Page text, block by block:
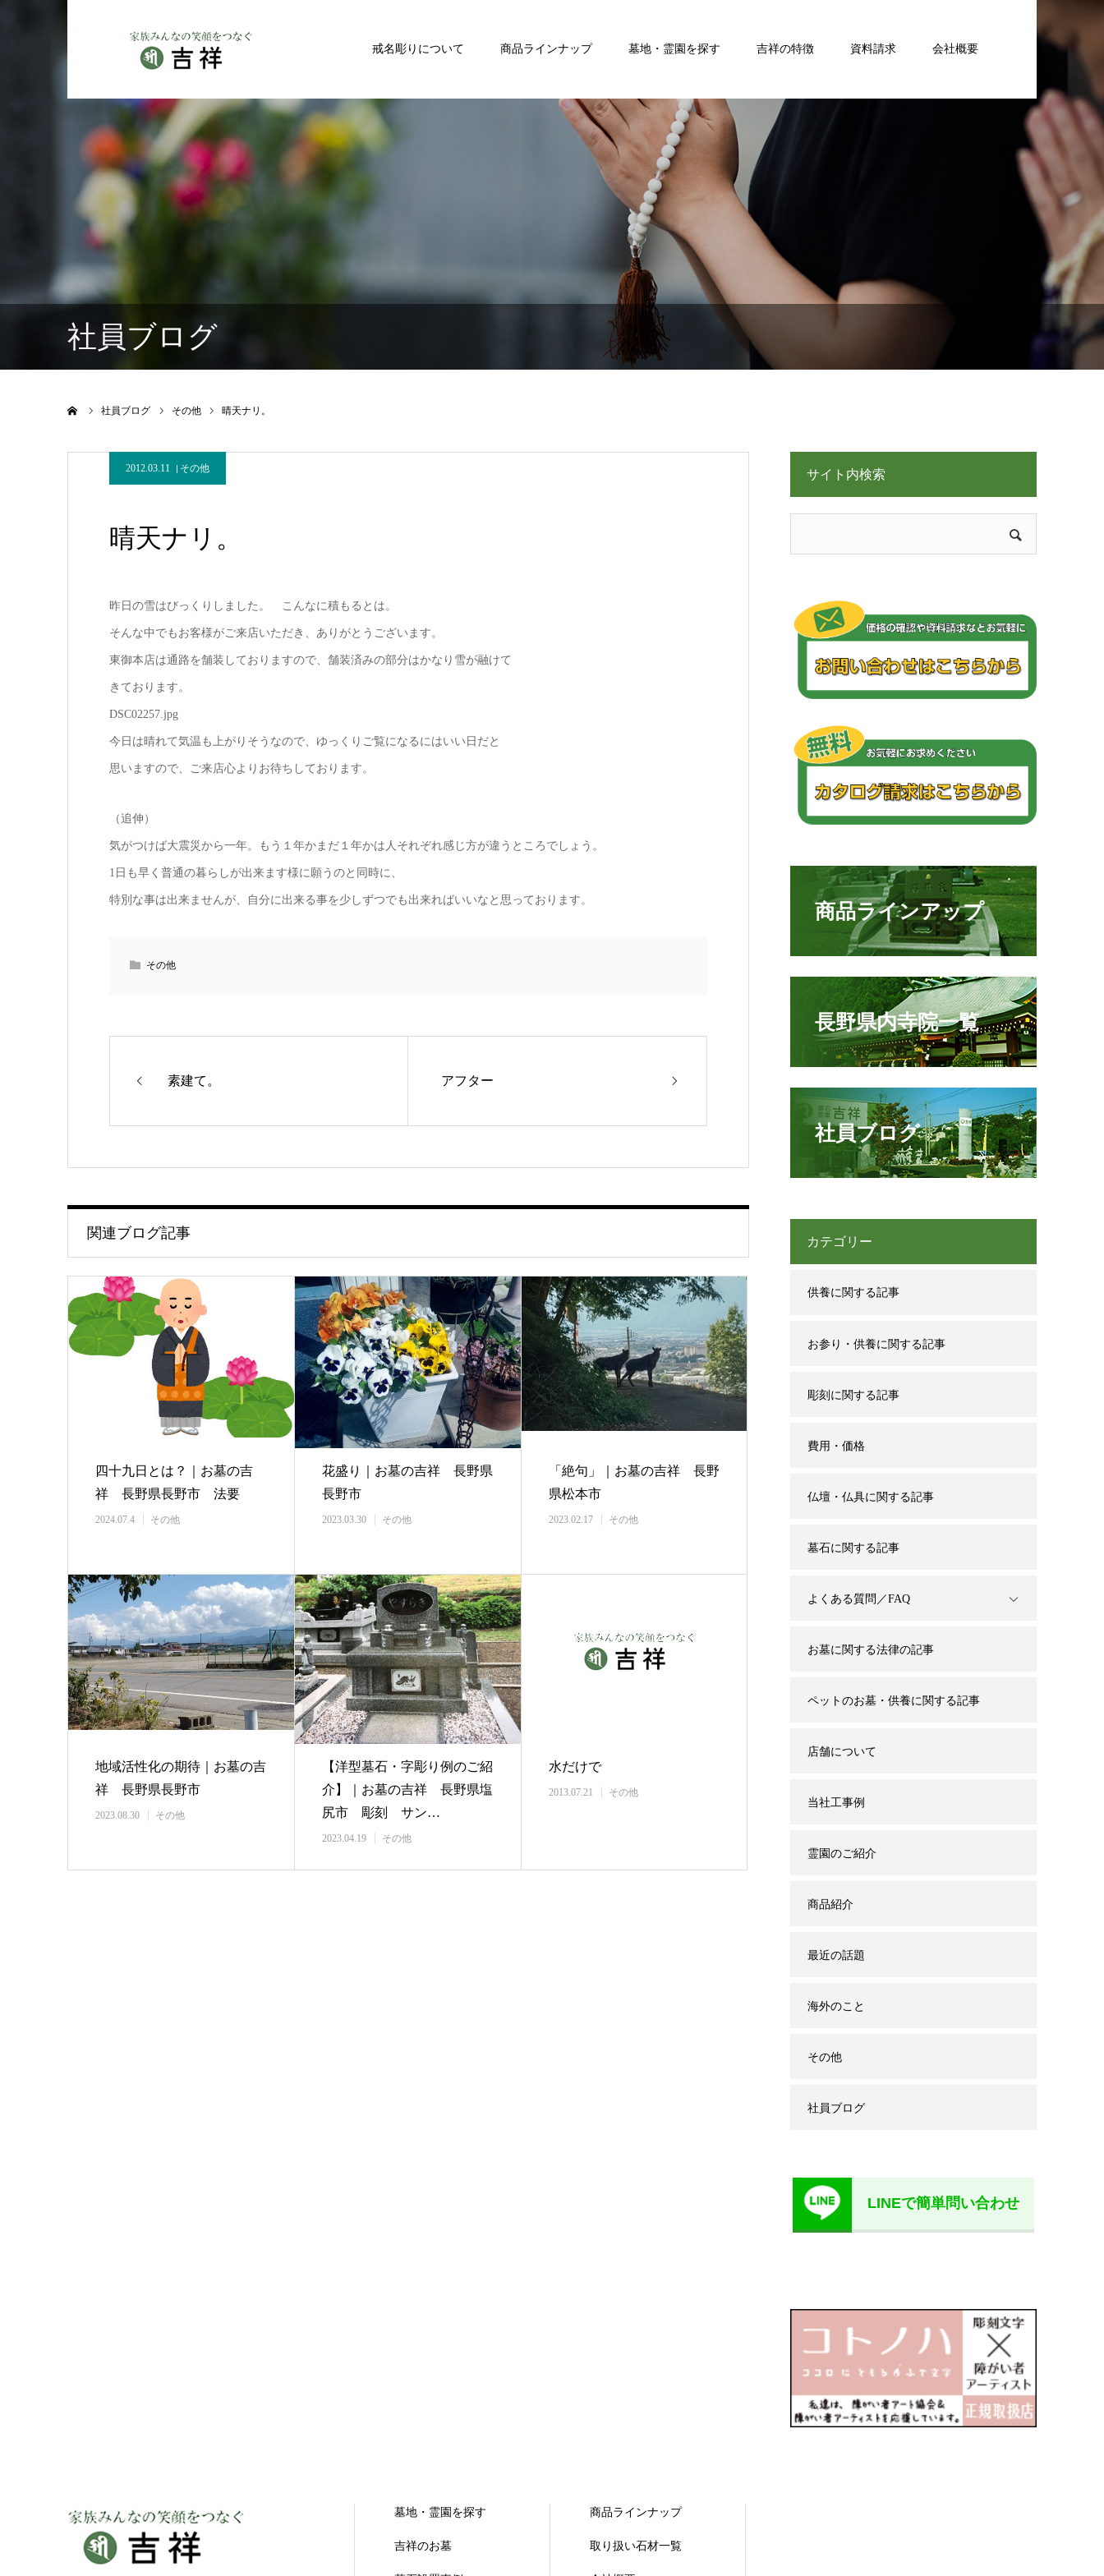
戒名彫りについて 商品ラインナップ 墓地・霊園を探す 吉祥の特徴 資料請求 会社概要
社員ブログ
社員ブログ その他 晴天ナリ。
2012.03.11 その他
晴天ナリ。
昨日の雪はびっくりしました。 こんなに積もるとは。
そんな中でもお客様がご来店いただき、ありがとうございます。
東御本店は通路を舗装しておりますので、舗装済みの部分はかなり雪が融けて
きております。
DSC02257.jpg
今日は晴れて気温も上がりそうなので、ゆっくりご覧になるにはいい日だと
思いますので、ご来店心よりお待ちしております。
（追伸）
気がつけば大震災から一年。もう１年かまだ１年かは人それぞれ感じ方が違うところでしょう。
1日も早く普通の暮らしが出来ます様に願うのと同時に、
特別な事は出来ませんが、自分に出来る事を少しずつでも出来ればいいなと思っております。
その他
素建て。 アフター
関連ブログ記事
四十九日とは？｜お墓の吉
祥 長野県長野市 法要
2024.07.4 その他
花盛り｜お墓の吉祥 長野県
長野市
2023.03.30 その他
「絶句」｜お墓の吉祥 長野
県松本市
2023.02.17 その他
地域活性化の期待｜お墓の吉
祥 長野県長野市
2023.08.30 その他
【洋型墓石・字彫り例のご紹
介】｜お墓の吉祥 長野県塩
尻市 彫刻 サン…
2023.04.19 その他
水だけで
2013.07.21 その他
サイト内検索
商品ラインアップ
長野県内寺院一覧
社員ブログ
カテゴリー
供養に関する記事
お参り・供養に関する記事
彫刻に関する記事
費用・価格
仏壇・仏具に関する記事
墓石に関する記事
よくある質問／FAQ
お墓に関する法律の記事
ペットのお墓・供養に関する記事
店舗について
当社工事例
霊園のご紹介
商品紹介
最近の話題
海外のこと
その他
社員ブログ
LINEで簡単問い合わせ
墓地・霊園を探す
吉祥のお墓
商品ラインナップ
取り扱い石材一覧